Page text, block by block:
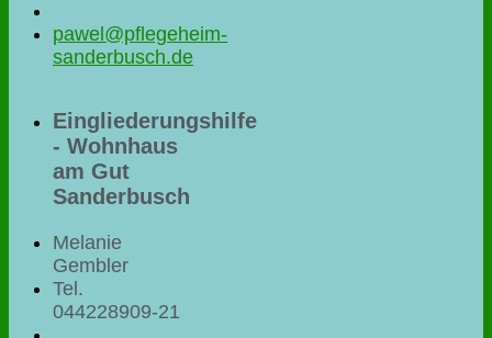
pawel@pflegeheim-
sanderbusch.de
Eingliederungshilfe
- Wohnhaus
am Gut
Sanderbusch
Melanie
Gembler
Tel.
044228909-21